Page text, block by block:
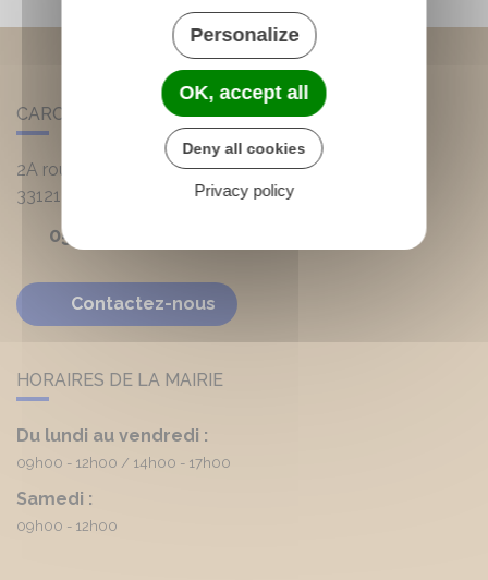
CARCANS
2A route d'Hourtin
33121
05 56 03 90 20
Contactez-nous
HORAIRES DE LA MAIRIE
Du lundi au vendredi :
09h00 - 12h00 14h00 - 17h00
Samedi :
09h00 - 12h00
Personalize
OK, accept all
Deny all cookies
Privacy policy